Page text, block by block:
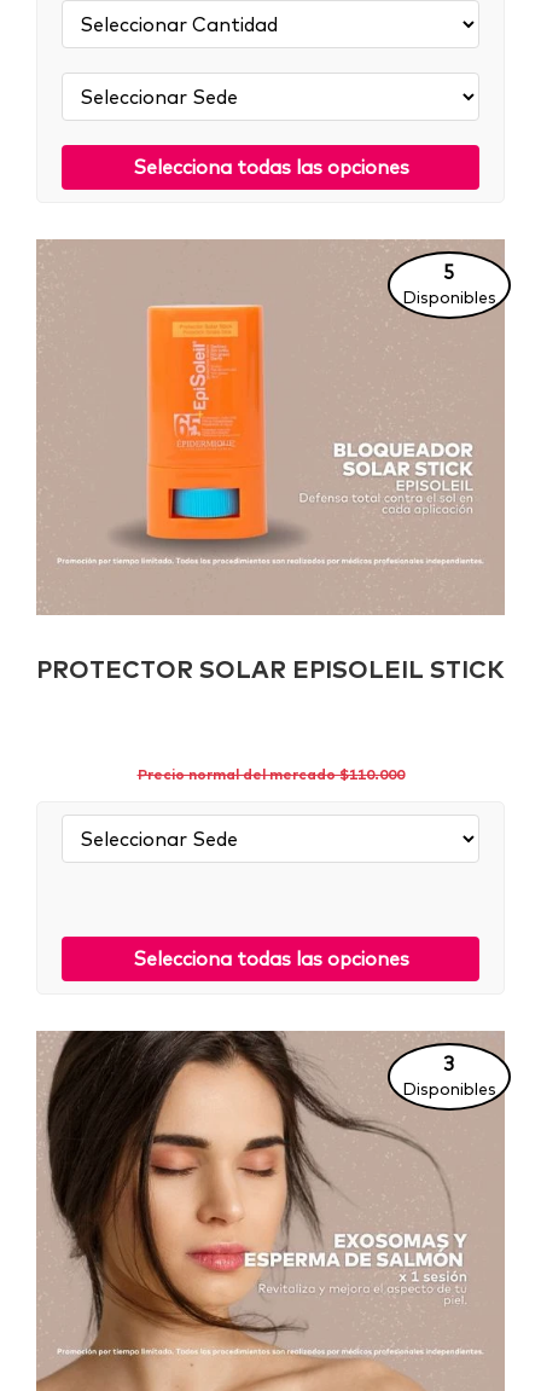
Cantidad:
Sede:
Selecciona todas las opciones
5
Disponibles
PROTECTOR SOLAR EPISOLEIL STICK
Precio normal del mercado $110.000
Sede:
Selecciona todas las opciones
3
Disponibles